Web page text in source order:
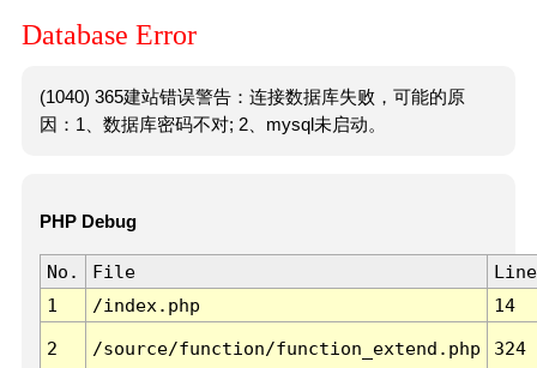
Database Error
(1040) 365建站错误警告：连接数据库失败，可能的原
因：1、数据库密码不对; 2、mysql未启动。
PHP Debug
No. File
Line
1
/index.php 14
2 /source/function/function_extend.php 324